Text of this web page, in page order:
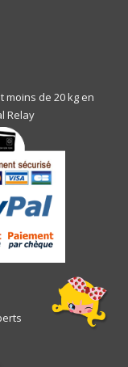
de 20 kg en
Relay